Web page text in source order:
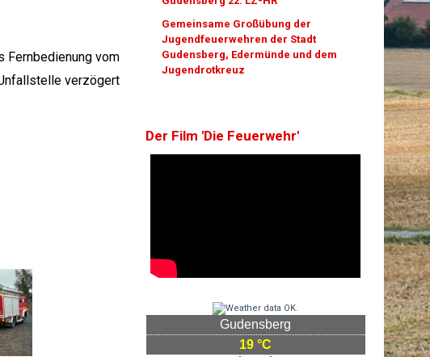
Fernbedienung vom
verzögert
Gemeinsame Großübung der
Jugendfeuerwehren der Stadt
Gudensberg, Edermünde und dem
Jugendrotkreuz
Der Film 'Die Feuerwehr'
Gudensberg
19 °C